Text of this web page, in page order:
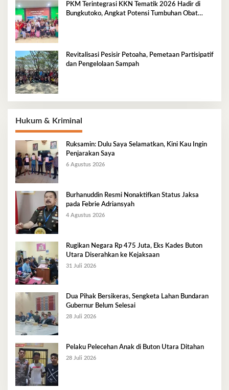
PKM Terintegrasi KKN Tematik 2026 Hadir di
Bungkutoko, Angkat Potensi Tumbuhan Obat
Revitalisasi Pesisir Petoaha, Pemetaan Partisipatif
dan Pengelolaan Sampah
Hukum & Kriminal
Ruksamin: Dulu Saya Selamatkan, Kini Kau Ingin
Penjarakan Saya
6 Agustus 2026
Burhanuddin Resmi Nonaktifkan Status Jaksa
pada Febrie Adriansyah
4 Agustus 2026
Rugikan Negara Rp 475 Juta, Eks Kades Buton
Utara Diserahkan ke Kejaksaan
31 Juli 2026
Dua Pihak Bersikeras, Sengketa Lahan Bundaran
Gubernur Belum Selesai
28 Juli 2026
Pelaku Pelecehan Anak di Buton Utara Ditahan
28 Juli 2026